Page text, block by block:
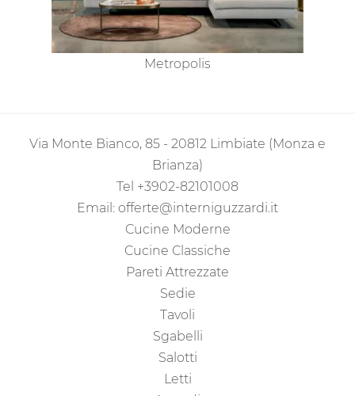
Metropolis
Via Monte Bianco, 85 - 20812 Limbiate (Monza e
Brianza)
Tel +3902-82101008
Email: offerte@interniguzzardi.it
Cucine Moderne
Cucine Classiche
Pareti Attrezzate
Sedie
Tavoli
Sgabelli
Salotti
Letti